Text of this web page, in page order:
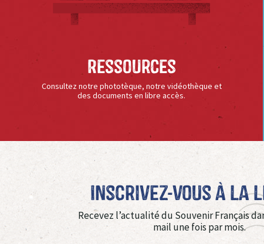
Ressources
Consultez notre phototèque, notre vidéothèque et
des documents en libre accès.
Inscrivez-vous à La
Recevez l’actualité du Souvenir Français
mail une fois par mois.